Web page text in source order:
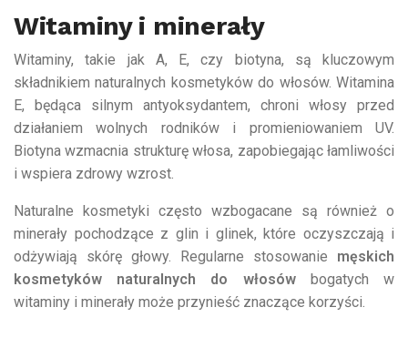
Witaminy i minerały
Witaminy, takie jak A, E, czy biotyna, są kluczowym
składnikiem naturalnych kosmetyków do włosów. Witamina
E, będąca silnym antyoksydantem, chroni włosy przed
działaniem wolnych rodników i promieniowaniem UV.
Biotyna wzmacnia strukturę włosa, zapobiegając łamliwości
i wspiera zdrowy wzrost.
Naturalne kosmetyki często wzbogacane są również o
minerały pochodzące z glin i glinek, które oczyszczają i
odżywiają skórę głowy. Regularne stosowanie męskich
kosmetyków naturalnych do włosówbogatych w
witaminy i minerały może przynieść znaczące korzyści.